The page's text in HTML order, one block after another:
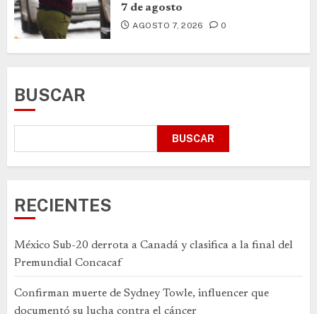
7 de agosto
AGOSTO 7, 2026 0
BUSCAR
BUSCAR
RECIENTES
México Sub-20 derrota a Canadá y clasifica a la final del
Premundial Concacaf
Confirman muerte de Sydney Towle, influencer que
documentó su lucha contra el cáncer